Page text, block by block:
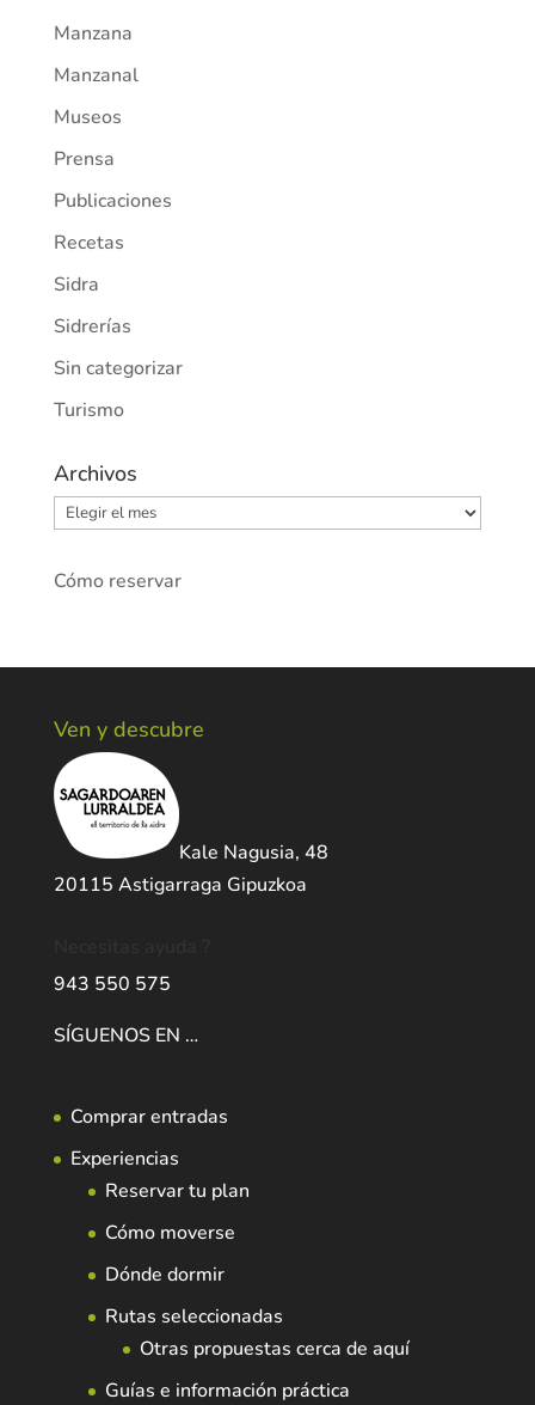
Manzana
Manzanal
Museos
Prensa
Publicaciones
Recetas
Sidra
Sidrerías
Sin categorizar
Turismo
Archivos
Archivos
Cómo reservar
Ven y descubre
Kale Nagusia, 48
20115 Astigarraga Gipuzkoa
943 550 575
SÍGUENOS EN …
Comprar entradas
Experiencias
Reservar tu plan
Cómo moverse
Dónde dormir
Rutas seleccionadas
Otras propuestas cerca de aquí
Guías e información práctica